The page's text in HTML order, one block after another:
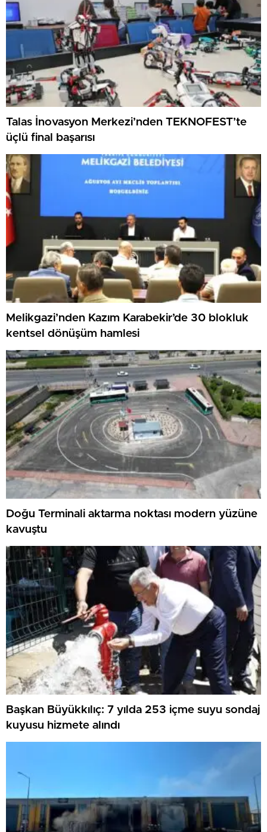
Talas İnovasyon Merkezi’nden TEKNOFEST’te
üçlü final başarısı
Melikgazi’nden Kazım Karabekir’de 30 blokluk
kentsel dönüşüm hamlesi
Doğu Terminali aktarma noktası modern yüzüne
kavuştu
Başkan Büyükkılıç: 7 yılda 253 içme suyu sondaj
kuyusu hizmete alındı